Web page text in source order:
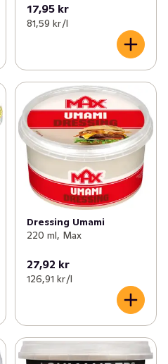
17,95 kr
81,59 kr /l
Dressing Umami
220 ml, Max
27,92 kr
126,91 kr /l